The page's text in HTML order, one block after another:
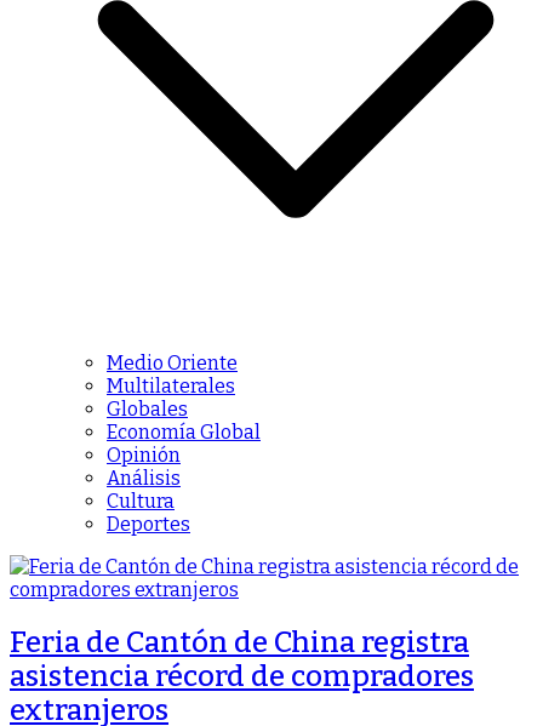
Medio Oriente
Multilaterales
Globales
Economía Global
Opinión
Análisis
Cultura
Deportes
Feria de Cantón de China registra
asistencia récord de compradores
extranjeros